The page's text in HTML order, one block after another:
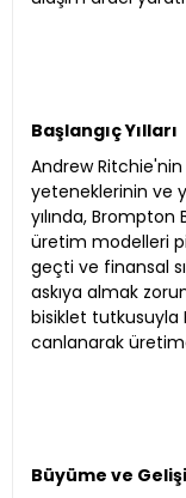
Başlangıç Yılları
Andrew
yeteneklerinin ve
yılında,
üretim modelleri
geçti ve finansal
askıya almak
bisiklet tutkusuyla
canlanarak
Büyüme ve